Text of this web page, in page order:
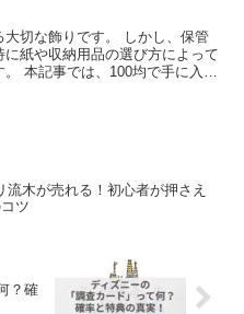
切な飾りです。 しかし、保管
紙や収納用品の選び方によって
本記事では、100均で手に入る
流木が売れる！初心者が押さえ
ツ
？確